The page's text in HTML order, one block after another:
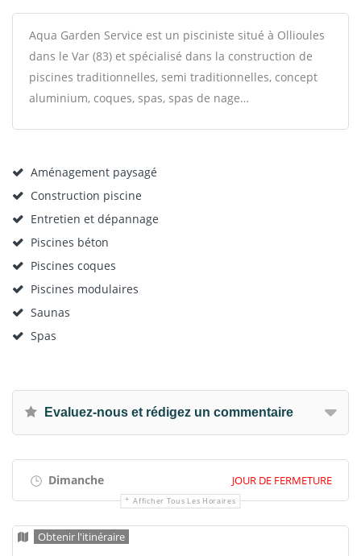
Aqua Garden Service est un pisciniste situé à Ollioules
dans le Var (83) et spécialisé dans la construction de
piscines traditionnelles, semi traditionnelles, concept
aluminium, coques, spas, spas de nage…
Aménagement paysagé
Construction piscine
Entretien et dépannage
Piscines béton
Piscines coques
Piscines modulaires
Saunas
Spas
Evaluez-nous et rédigez un commentaire
Dimanche JOUR DE FERMETURE
Afficher Tous Les Horaires
Obtenir l'itinéraire